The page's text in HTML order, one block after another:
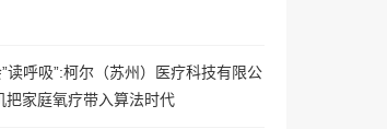
”读呼吸”:柯尔（苏州）医疗科技有限公
把家庭氧疗带入算法时代